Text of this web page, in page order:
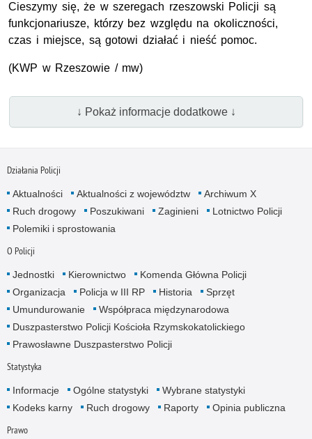
Cieszymy się, że w szeregach rzeszowski Policji są
funkcjonariusze, którzy bez względu na okoliczności,
czas i miejsce, są gotowi działać i nieść pomoc.
(KWP w Rzeszowie / mw)
↓ Pokaż informacje dodatkowe ↓
Działania Policji
Aktualności Aktualności z województw
Archiwum X
Ruch drogowy
Poszukiwani Zaginieni
Lotnictwo Policji
Polemiki i sprostowania
O Policji
Jednostki Kierownictwo
Komenda Główna Policji
Organizacja
Policja w III RP Historia
Sprzęt
Umundurowanie
Współpraca międzynarodowa
Duszpasterstwo Policji Kościoła Rzymskokatolickiego
Prawosławne Duszpasterstwo Policji
Statystyka
Informacje Ogólne statystyki
Wybrane statystyki
Kodeks karny
Ruch drogowy Raporty Opinia publiczna
Prawo